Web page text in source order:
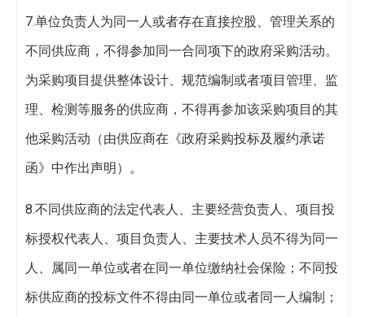
7.单位负责人为同一人或者存在直接控股、管理关系的
不同供应商，不得参加同一合同项下的政府采购活动。
为采购项目提供整体设计、规范编制或者项目管理、监
理、检测等服务的供应商，不得再参加该采购项目的其
他采购活动（由供应商在《政府采购投标及履约承诺
函》中作出声明）。
8.不同供应商的法定代表人、主要经营负责人、项目投
标授权代表人、项目负责人、主要技术人员不得为同一
人、属同一单位或者在同一单位缴纳社会保险；不同投
标供应商的投标文件不得由同一单位或者同一人编制；